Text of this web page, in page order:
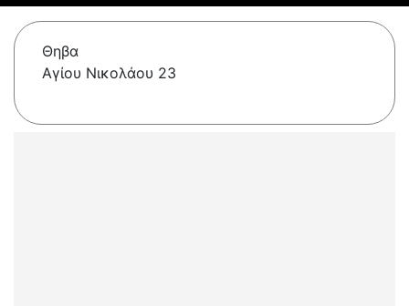
Θηβα
Αγίου Νικολάου 23